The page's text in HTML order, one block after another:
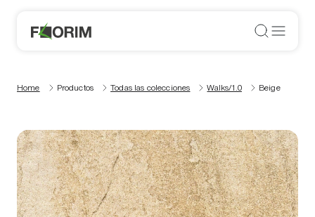
Home Productos Todas las colecciones Walks/1.0 Beige